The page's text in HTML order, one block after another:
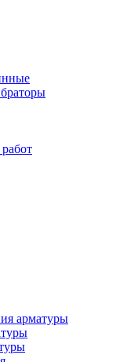
арматуры